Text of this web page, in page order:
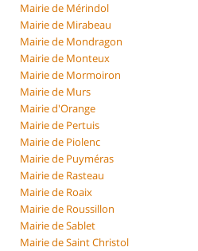
Mairie de Mérindol
Mairie de Mirabeau
Mairie de Mondragon
Mairie de Monteux
Mairie de Mormoiron
Mairie de Murs
Mairie d'Orange
Mairie de Pertuis
Mairie de Piolenc
Mairie de Puyméras
Mairie de Rasteau
Mairie de Roaix
Mairie de Roussillon
Mairie de Sablet
Mairie de Saint Christol